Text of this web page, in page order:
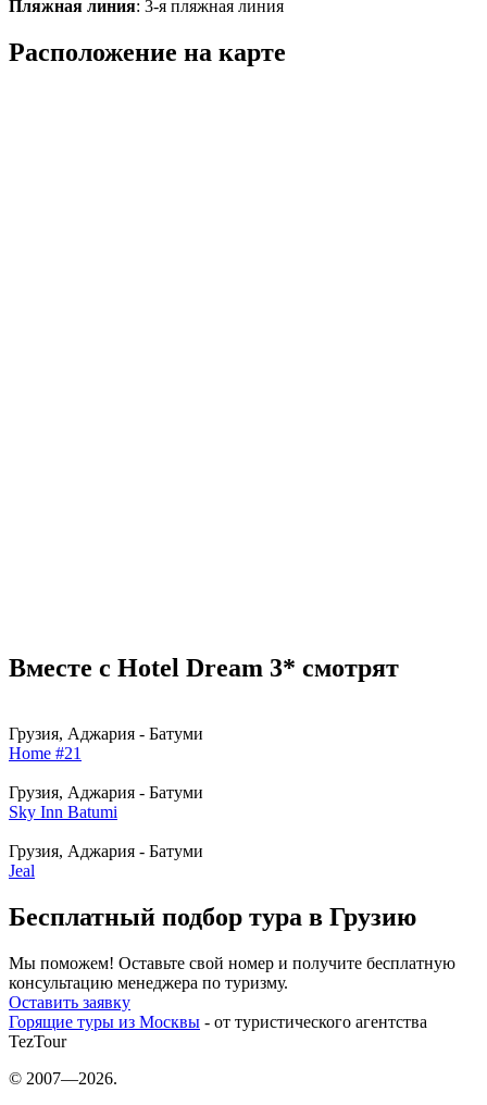
Пляжная линия: 3-я пляжная линия
Расположение на карте
Вместе с Hotel Dream 3* смотрят
Грузия, Аджария - Батуми
Home #21
Грузия, Аджария - Батуми
Sky Inn Batumi
Грузия, Аджария - Батуми
Jeal
Бесплатный подбор тура в Грузию
Мы поможем! Оставьте свой номер и получите бесплатную
консультацию менеджера по туризму.
Оставить заявку
Горящие туры из Москвы - от туристического агентства
TezTour
© 2007—2026.